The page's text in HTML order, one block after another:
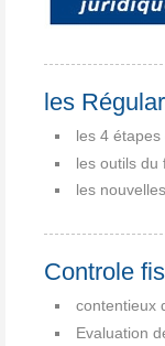
les
les 4
les outils du
les
Controle
contentieux
Evaluation